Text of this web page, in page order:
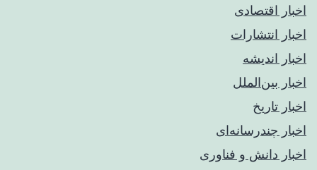
اخبار اقتصادی
اخبار انتشارات
اخبار اندیشه
اخبار بین‌الملل
اخبار تاریخ
اخبار چندرسانه‌ای
اخبار دانش و فناوری